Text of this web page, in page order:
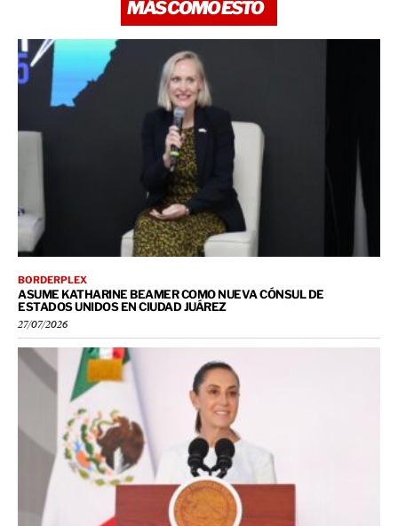
MÁS COMO ESTO
BORDERPLEX
ASUME KATHARINE BEAMER COMO NUEVA CÓNSUL DE
ESTADOS UNIDOS EN CIUDAD JUÁREZ
27/07/2026